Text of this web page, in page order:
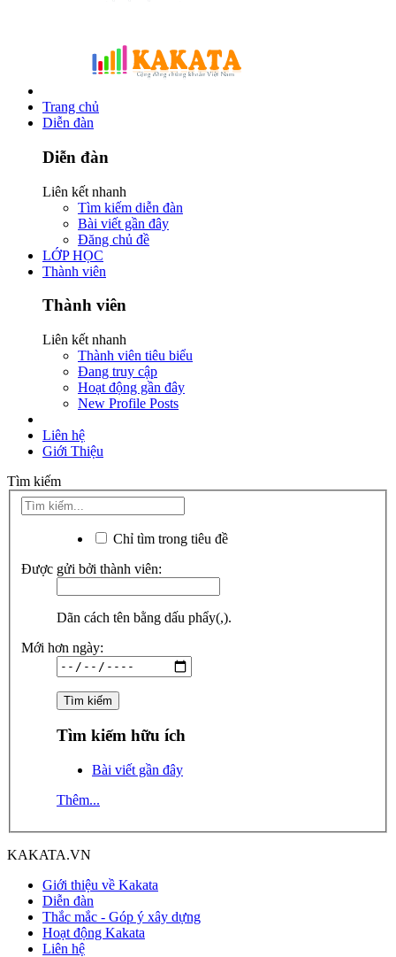
Trang chủ
Diễn đàn
Diễn đàn
Liên kết nhanh
Tìm kiếm diễn đàn
Bài viết gần đây
Đăng chủ đề
LỚP HỌC
Thành viên
Thành viên
Liên kết nhanh
Thành viên tiêu biểu
Đang truy cập
Hoạt động gần đây
New Profile Posts
Liên hệ
Giới Thiệu
Tìm kiếm
Chỉ tìm trong tiêu đề
Được gửi bởi thành viên:
Dãn cách tên bằng dấu phẩy(,).
Mới hơn ngày:
Tìm kiếm hữu ích
Bài viết gần đây
Thêm...
KAKATA.VN
Giới thiệu về Kakata
Diễn đàn
Thắc mắc - Góp ý xây dựng
Hoạt động Kakata
Liên hệ